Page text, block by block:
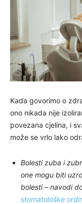
Kada govorimo o
ono nikada nije
povezana cjelina, i
može se vrlo lako
Bolesti zuba i
one mogu biti
bolesti – navodi
stomatološke